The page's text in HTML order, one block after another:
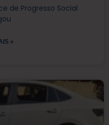
de Progresso Social
»